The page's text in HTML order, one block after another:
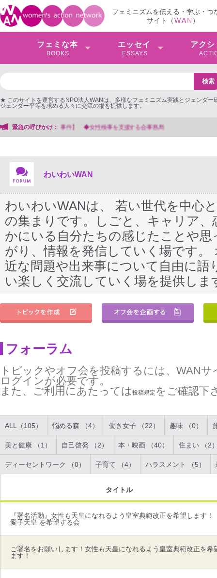
フェミニズムを伝える・学ぶ・つ
サイト（WAN ）
フェミな本
BOOKS
エッセイ
ESSAYS
アクシ
★ このサイトを運営するNPO法人WANは、多様なフェミニズム実践とジェンダー
ジェンダー平等を求める人々に交流の場を提供します。
緊急の呼びかけ： 【抗議文】2026年3月13日第6次男女共同参画基本計画の
わいわいWAN
わいわいWANは、 若い世代を中心
の集まりです。しごと、キャリア
かにいる自分たちの感じたことや
がり、情報を発信していく場です
近な問題や出来事について自由に
い楽しく交流していく場を提供しま
フォーラム
トピックやオフ会を投稿するには、WAN
ログインが必要です。
また、ご利用にあたっては 投稿規定 をご確認下
ALL（105） 悩める森 （4） 働き女子 （22） 趣味 （0）
美と健康 （1） 自己啓発 （2） 本・映画 （40） 住まい （2
ディーセントワーク （0） 子育て （4） ハラスメント （5）
タイトル
『署名活動』女性も天皇になれるよう皇室典範改正を希望します
愛子天皇 を希望する会
ご署名をお願いします！女性も天皇になれるよう皇室典範改正を希
ます！